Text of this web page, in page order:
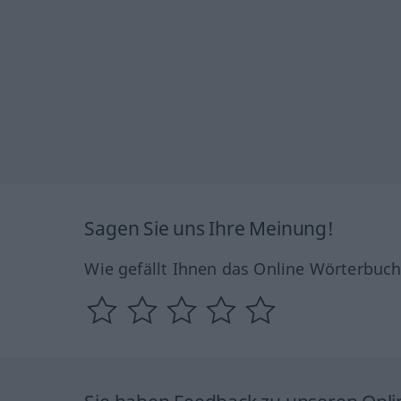
Sagen Sie uns Ihre Meinung!
Wie gefällt Ihnen das Online